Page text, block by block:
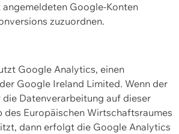
Google-Konten
zuzuordnen.
Google Analytics, einen
Google Ireland Limited. Wenn der
Datenverarbeitung auf dieser
des Europäischen Wirtschaftsraumes
dann erfolgt die Google Analytics